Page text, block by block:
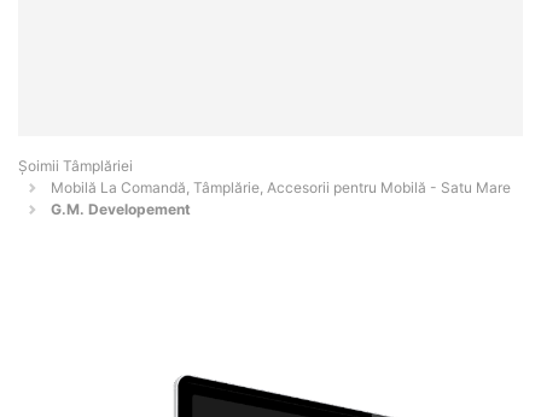
Șoimii Tâmplăriei
Mobilă La Comandă, Tâmplărie, Accesorii pentru Mobilă - Satu Mare
G.M. Developement